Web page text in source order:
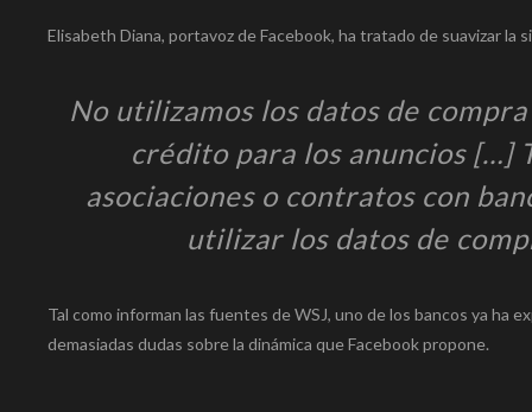
Elisabeth Diana, portavoz de Facebook, ha tratado de suavizar la
No utilizamos los datos de
crédito para los anuncios […]
asociaciones o contratos con
utilizar los datos de
Tal como informan las fuentes de WSJ, uno de los bancos ya
demasiadas dudas sobre la dinámica que Facebook propone.